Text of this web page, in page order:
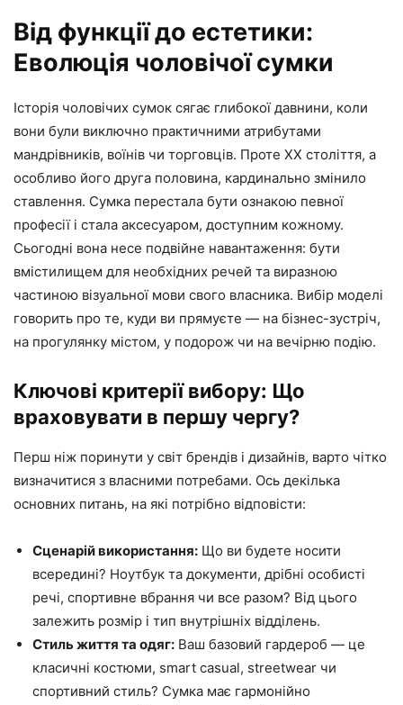
Від функції до естетики:
Еволюція чоловічої сумки
Історія чоловічих сумок сягає глибокої давнини, коли
вони були виключно практичними атрибутами
мандрівників, воїнів чи торговців. Проте ХХ століття, а
особливо його друга половина, кардинально змінило
ставлення. Сумка перестала бути ознакою певної
професії і стала аксесуаром, доступним кожному.
Сьогодні вона несе подвійне навантаження: бути
вмістилищем для необхідних речей та виразною
частиною візуальної мови свого власника. Вибір моделі
говорить про те, куди ви прямуєте — на бізнес-зустріч,
на прогулянку містом, у подорож чи на вечірню подію.
Ключові критерії вибору: Що
враховувати в першу чергу?
Перш ніж поринути у світ брендів і дизайнів, варто чітко
визначитися з власними потребами. Ось декілька
основних питань, на які потрібно відповісти:
Сценарій використання: Що ви будете носити
всередині? Ноутбук та документи, дрібні особисті
речі, спортивне вбрання чи все разом? Від цього
залежить розмір і тип внутрішніх відділень.
Стиль життя та одяг: Ваш базовий гардероб — це
класичні костюми, smart casual, streetwear чи
спортивний стиль? Сумка має гармонійно